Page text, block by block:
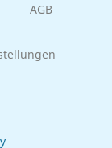
AGB